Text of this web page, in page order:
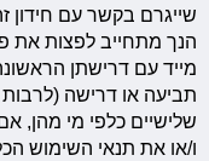
שייגרם בקשר עם חידון
הנך מתחייב לפצות את
מייד עם דרישתן
תביעה או דרישה
שלישיים כלפי מי מהן,
ו/או את תנאי השימוש